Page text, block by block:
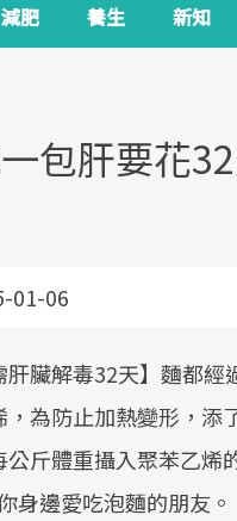
減肥 養生 新知
包肝要花
01-06
肝臟解毒32天】麵都
為防止加熱變形，
斤體重攝入聚苯乙
身邊愛吃泡麵的朋友。